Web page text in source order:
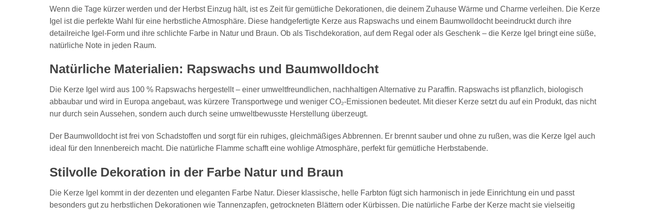
Wenn die Tage kürzer werden und der Herbst Einzug hält, ist es Zeit für gemütliche Dekorationen, die deinem Zuhause Wärme und Charme verleihen. Die Kerze
Igel ist die perfekte Wahl für eine herbstliche Atmosphäre. Diese handgefertigte Kerze aus Rapswachs und einem Baumwolldocht beeindruckt durch ihre
detailreiche Igel-Form und ihre schlichte Farbe in Natur und Braun. Ob als Tischdekoration, auf dem Regal oder als Geschenk – die Kerze Igel bringt eine süße,
natürliche Note in jeden Raum.
Natürliche Materialien: Rapswachs und Baumwolldocht
Die Kerze Igel wird aus 100 % Rapswachs hergestellt – einer umweltfreundlichen, nachhaltigen Alternative zu Paraffin. Rapswachs ist pflanzlich, biologisch
abbaubar und wird in Europa angebaut, was kürzere Transportwege und weniger CO₂-Emissionen bedeutet. Mit dieser Kerze setzt du auf ein Produkt, das nicht
nur durch sein Aussehen, sondern auch durch seine umweltbewusste Herstellung überzeugt.
Der Baumwolldocht ist frei von Schadstoffen und sorgt für ein ruhiges, gleichmäßiges Abbrennen. Er brennt sauber und ohne zu rußen, was die Kerze Igel auch
ideal für den Innenbereich macht. Die natürliche Flamme schafft eine wohlige Atmosphäre, perfekt für gemütliche Herbstabende.
Stilvolle Dekoration in der Farbe Natur und Braun
Die Kerze Igel kommt in der dezenten und eleganten Farbe Natur. Dieser klassische, helle Farbton fügt sich harmonisch in jede Einrichtung ein und passt
besonders gut zu herbstlichen Dekorationen wie Tannenzapfen, getrockneten Blättern oder Kürbissen. Die natürliche Farbe der Kerze macht sie vielseitig